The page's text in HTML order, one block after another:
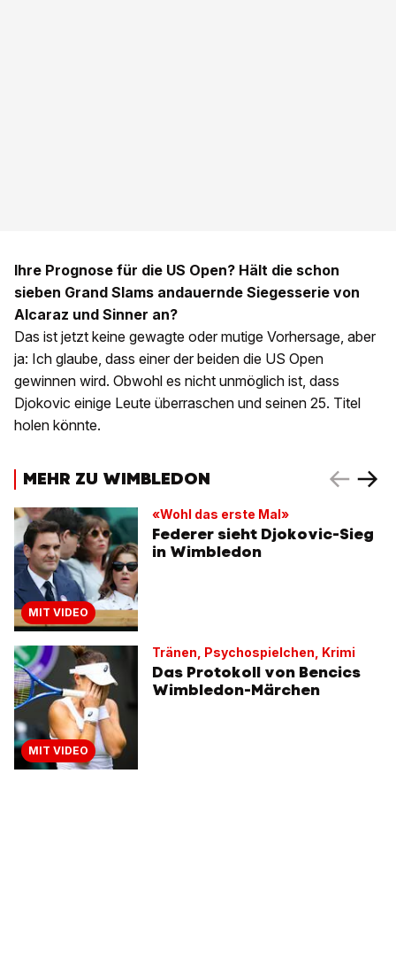
Ihre Prognose für die US Open? Hält die schon
sieben Grand Slams andauernde Siegesserie von
Alcaraz und Sinner an?
Das ist jetzt keine gewagte oder mutige Vorhersage, aber
ja: Ich glaube, dass einer der beiden die US Open
gewinnen wird. Obwohl es nicht unmöglich ist, dass
Djokovic einige Leute überraschen und seinen 25. Titel
holen könnte.
MEHR ZU WIMBLEDON
MIT VIDEO
«Wohl das erste Mal»
Federer sieht Djokovic-Sieg
in Wimbledon
MIT VIDEO
Tränen, Psychospielchen, Krimi
Das Protokoll von Bencics
Wimbledon-Märchen